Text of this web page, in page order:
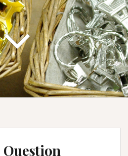
Question